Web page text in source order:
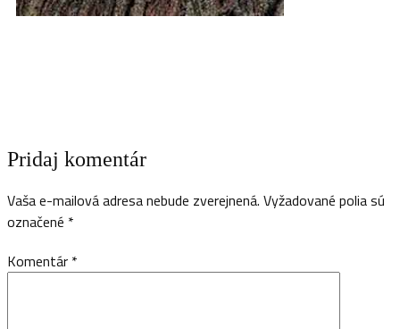
Pridaj komentár
Vaša e-mailová adresa nebude zverejnená. Vyžadované polia sú
označené *
Komentár *